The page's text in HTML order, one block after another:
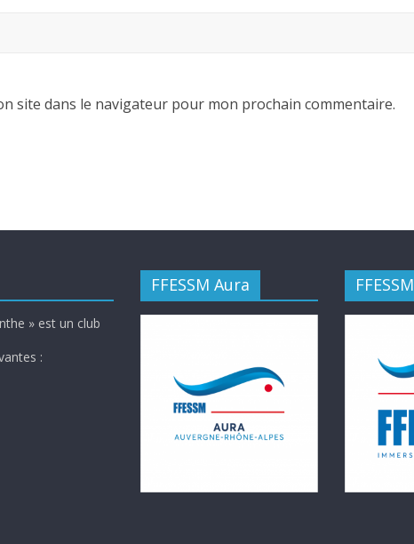
site dans le navigateur pour mon prochain commentaire.
» est un club
:
FFESSM Aura FFESSM